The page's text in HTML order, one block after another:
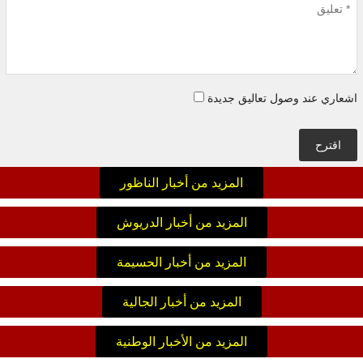
اشعاري عند وصول تعاليق جديدة
اقترح
المزيد من أخبار الناظور
المزيد من أخبار الدريوش
المزيد من أخبار الحسيمة
المزيد من أخبار الجالية
المزيد من الأخبار الوطنية